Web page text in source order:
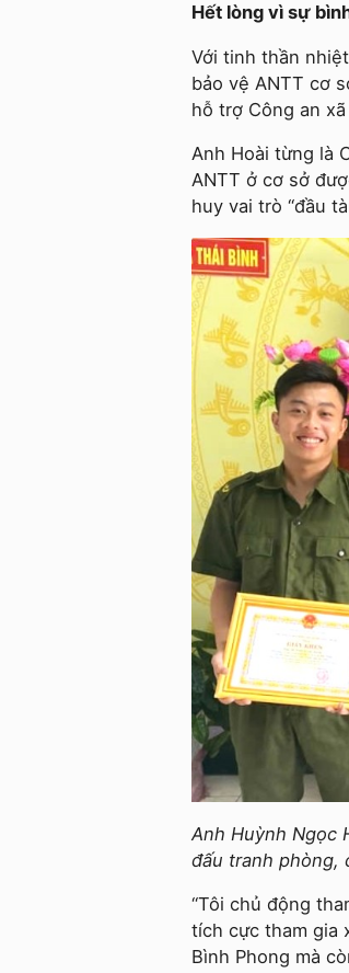
Hết lòng vì sự
Với tinh thần
bảo vệ ANTT cơ
hỗ trợ Công an
Anh Hoài từng là
ANTT ở cơ sở
huy vai trò “đầu
Anh Huỳnh Ngọc
đấu tranh phòng,
“Tôi chủ động
tích cực tham gia
Bình Phong mà